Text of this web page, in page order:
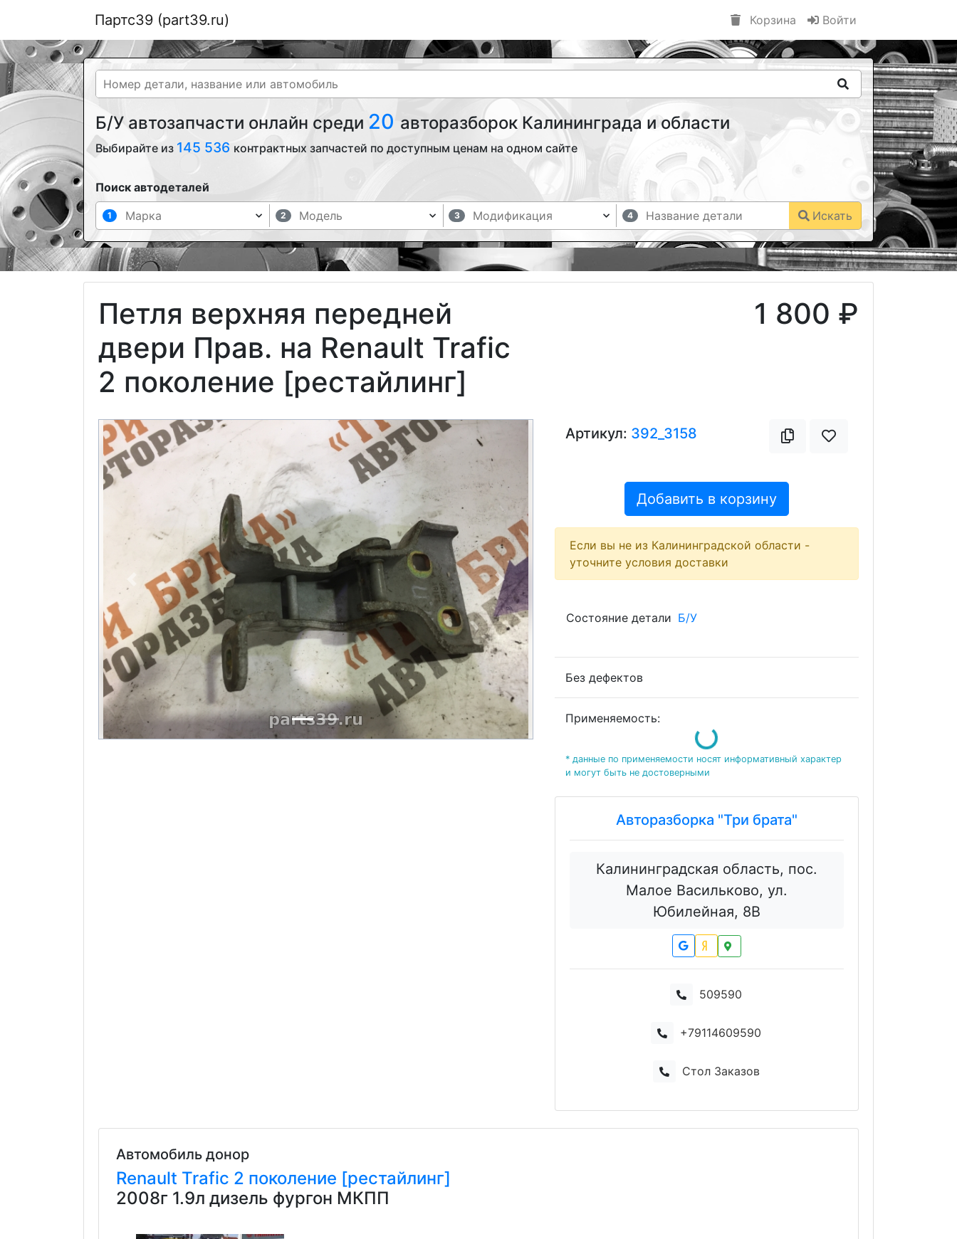
Партс39 (part39.ru) Корзина Войти
Б/У автозапчасти онлайн среди 20 авторазборок Калининграда и области
Выбирайте из 145 536 контрактных запчастей по доступным ценам на одном сайте
Поиск автодеталей
1 2 3 4 Искать
Петля верхняя передней
двери Прав. на Renault Trafic
2 поколение [рестайлинг]
1 800 ₽
Previous Next
Артикул: 392_3158
Добавить в корзину
Если вы не из Калининградской области -
уточните условия доставки
Состояние детали Б/У
Без дефектов
Применяемость:
Loading...
* данные по применяемости носят информативный характер
и могут быть не достоверными
Авторазборка "Три брата"
Калининградская область, пос.
Малое Васильково, ул.
Юбилейная, 8В
509590
+79114609590
Стол Заказов
Автомобиль донор
Renault Trafic 2 поколение [рестайлинг]
2008г 1.9л дизель фургон МКПП